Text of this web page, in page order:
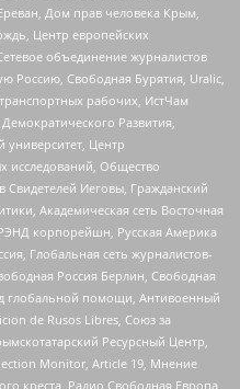
Дом прав человека Крым,
Центр европейских
объединение журналистов
Россию, Свободная Бурятия, Uralic,
рабочих, ИстЧам
Развития,
университет, Центр
исследований, Общество
Иеговы, Гражданский
Академическая сеть Восточная
корпорейшн, Русская Америка
Глобальная сеть журналистов-
Россия Берлин, Свободная
глобальной помощи, Антивоенный
de Rusos Libres, Союз за
Ресурсный Центр,
Monitor, Article 19, Мнение
креста, Радио Свободная Европа,